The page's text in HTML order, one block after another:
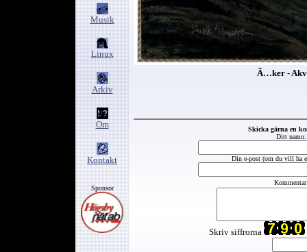
Musik
Linux
Arkiv
Om
Kontakt
Sponsor
Ã…ker -
Skicka gärna en
Ditt namn:
Din e-post (om du vill ha
Skriv siffrorna